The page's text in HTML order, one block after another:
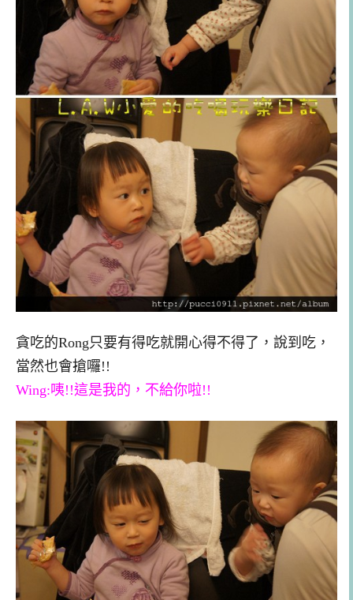
貪吃的Rong只要有得吃就開心得不得了，說到吃，
當然也會搶囉!!
Wing:咦!!這是我的，不給你啦!!